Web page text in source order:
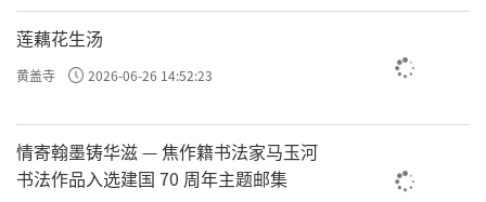
莲藕花生汤
黄盖寺 2026-06-26 14:52:23
情寄翰墨铸华滋 — 焦作籍书法家马玉河
书法作品入选建国 70 周年主题邮集